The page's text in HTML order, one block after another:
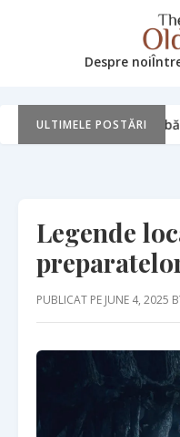
Despre noi
ULTIMELE POSTĂRI
borș: de ce iubesc
Legende
PUBLICAT PE JUNE 4, 2025